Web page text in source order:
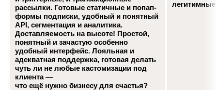
рассылки. Готовые статичные и попап-
формы подписки, удобный и понятный
API, сегментация и аналитика.
Доставляемость на высоте! Простой,
понятный и зачастую особенно
удобный интерфейс. Лояльная и
адекватная поддержка, готовая делать
чуть ли не любые кастомизации под
клиента —
что ещё нужно бизнесу для счастья?